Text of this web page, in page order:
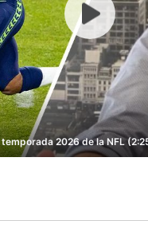
2026 de la NFL